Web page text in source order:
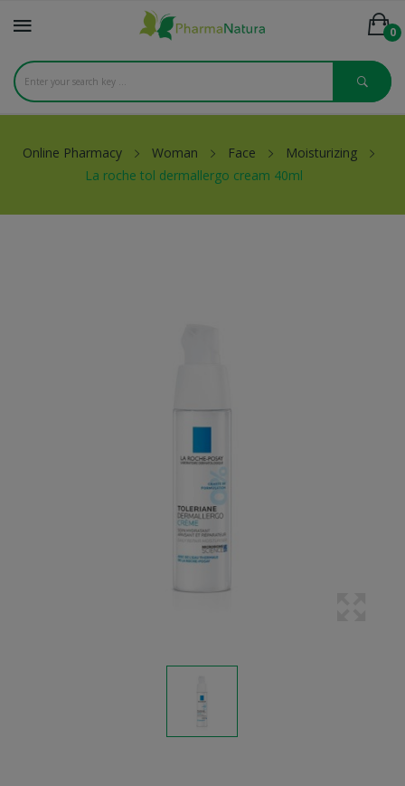
0
Online Pharmacy Woman Face
Moisturizing
La roche tol dermallergo cream 40ml